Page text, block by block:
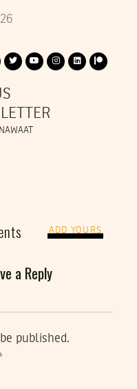
ADD YOURS
a Reply
published.